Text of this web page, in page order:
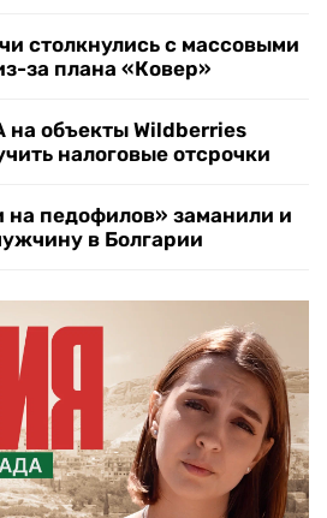
столкнулись с массовыми
за плана «Ковер»
на объекты Wildberries
налоговые отсрочки
педофилов» заманили и
в Болгарии